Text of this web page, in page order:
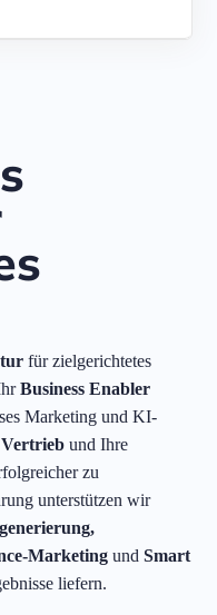
für zielgerichtetes
Business Enabler
Marketing und KI-
Vertrieb und Ihre
zu
unterstützen wir
Marketing undSmart
liefern.